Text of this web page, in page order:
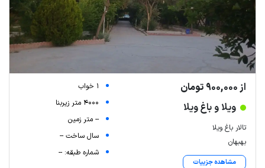
از 900,000 تومان
ویلا و باغ ویلا
تالار باغ ویلا
بهبهان
مشاهده جزییات
1 خواب
4000 متر زیربنا
-- متر زمین
سال ساخت --
شماره طبقه: --